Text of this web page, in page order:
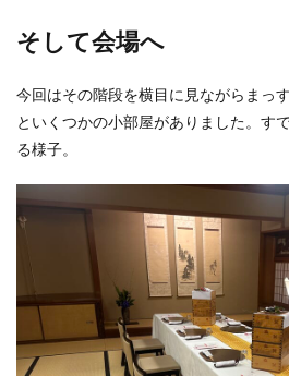
そして会場へ
今回はその階段を横目に見ながらまっ
といくつかの小部屋がありました。す
る様子。